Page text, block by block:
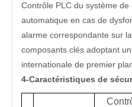
Contrôle PLC du système
automatique en cas de
alarme correspondante sur
composants clés adoptant
internationale de premier
4-Caractéristiques de